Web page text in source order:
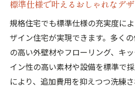
標準仕様で叶えるおしゃれなデ
規格住宅でも標準仕様の充実度に
ザイン住宅が実現できます。多く
の高い外壁材やフローリング、キ
イン性の高い素材や設備を標準で
により、追加費用を抑えつつ洗練